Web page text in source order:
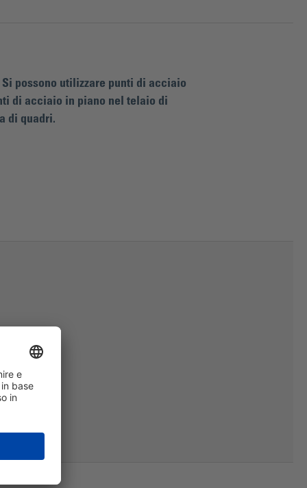
possono utilizzare punti di acciaio
di acciaio in piano nel telaio di
di quadri.